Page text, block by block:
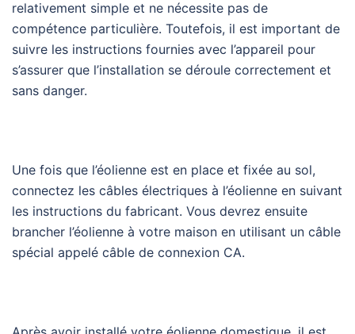
relativement simple et ne nécessite pas de
compétence particulière. Toutefois, il est important de
suivre les instructions fournies avec l’appareil pour
s’assurer que l’installation se déroule correctement et
sans danger.
Une fois que l’éolienne est en place et fixée au sol,
connectez les câbles électriques à l’éolienne en suivant
les instructions du fabricant. Vous devrez ensuite
brancher l’éolienne à votre maison en utilisant un câble
spécial appelé câble de connexion CA.